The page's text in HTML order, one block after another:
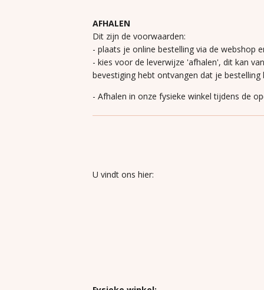
AFHALEN
Dit zijn de voorwaarden:
- plaats je online bestelling via de webshop
- kies voor de leverwijze 'afhalen', dit kan
bevestiging hebt ontvangen dat je bestelling
- Afhalen in onze fysieke winkel tijdens de
U vindt ons hier: